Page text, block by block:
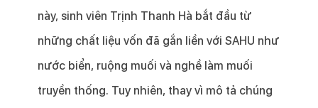
này, sinh viên Trịnh Thanh Hà bắt đầu từ
những chất liệu vốn đã gắn liền với SAHU như
nước biển, ruộng muối và nghề làm muối
truyền thống. Tuy nhiên, thay vì mô tả chúng